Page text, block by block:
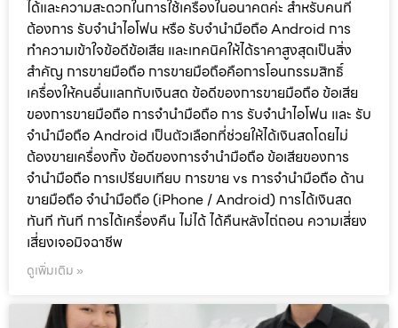
ได้และความสะดวกในการใช้เครื่องในอนาคตค่ะ สำหรับคนที่
ต้องการ รับจำนำไอโฟน หรือ รับจำนำมือถือ Android การ
ทำความเข้าใจข้อดีข้อเสีย และเทคนิคให้ได้ราคาสูงสุดเป็นสิ่ง
สำคัญ การขายมือถือ การขายมือถือคือการโอนกรรมสิทธิ์
เครื่องให้คนอื่นแลกกับเงินสด ข้อดีของการขายมือถือ ข้อเสีย
ของการขายมือถือ การจำนำมือถือ การ รับจำนำไอโฟน และ รับ
จำนำมือถือ Android เป็นตัวเลือกที่ช่วยให้ได้เงินสดโดยไม่
ต้องขายเครื่องทิ้ง ข้อดีของการจำนำมือถือ ข้อเสียของการ
จำนำมือถือ การเปรียบเทียบ การขาย vs การจำนำมือถือ ด้าน
ขายมือถือ จำนำมือถือ (iPhone / Android) การได้เงินสด
ทันที ทันที การได้เครื่องคืน ไม่ได้ ได้คืนหลังไถ่ถอน ความเสี่ยง
เสี่ยงเจอมิจฉาชีพ
ดูเพิ่มเติม »